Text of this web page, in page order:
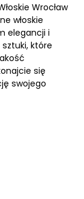
Wrocław
włoskie
elegancji i
sztuki, które
się
swojego